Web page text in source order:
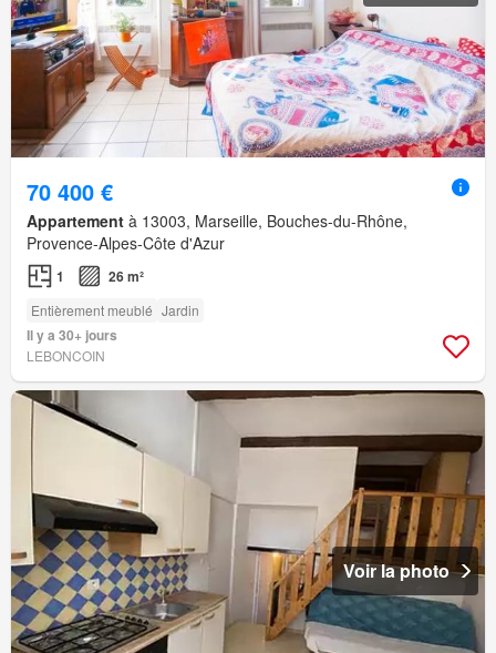
70 400 €
Appartement à 13003, Marseille, Bouches-du-Rhône,
Provence-Alpes-Côte d'Azur
1 26 m²
Entièrement meublé Jardin
Il y a 30+ jours
LEBONCOIN
Voir la photo